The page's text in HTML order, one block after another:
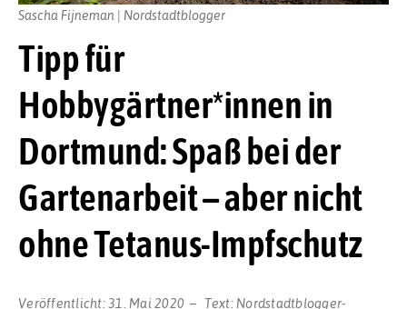
Tipp für
Hobbygärtner*innen in
Dortmund: Spaß bei der
Gartenarbeit – aber nicht
ohne Tetanus-Impfschutz
Veröffentlicht:31. Mai 2020 Text: Nordstadtblogger-
Sascha Fijneman | Nordstadtblogger